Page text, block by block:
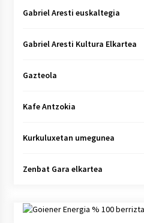
Gabriel Aresti euskaltegia
Gabriel Aresti Kultura Elkartea
Gazteola
Kafe Antzokia
Kurkuluxetan umegunea
Zenbat Gara elkartea